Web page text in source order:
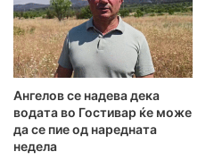
Ангелов се надева дека
водата во Гостивар ќе може
да се пие од наредната
недела